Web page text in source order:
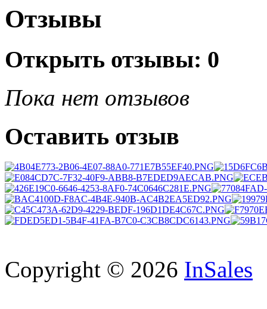
Отзывы
Открыть отзывы: 0
Пока нет отзывов
Оставить отзыв
Copyright © 2026 InSales